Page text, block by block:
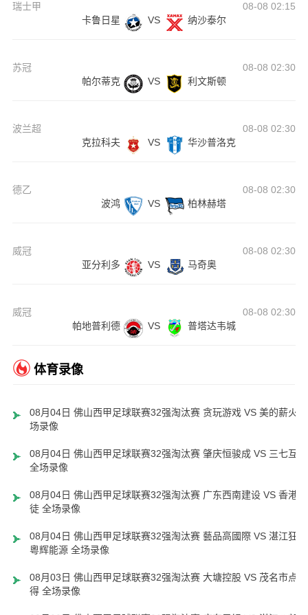
瑞士甲
08-08 02:15
卡鲁日星
VS 纳沙泰尔
苏冠
08-08 02:30
帕尔蒂克
VS 利文斯顿
波兰超
08-08 02:30
克拉科夫
VS 华沙普洛克
德乙
08-08 02:30
波鸿
VS 柏林赫塔
威冠
08-08 02:30
亚分利多
VS 马奇奥
威冠
08-08 02:30
帕地普利德
VS 普塔达韦城
体育录像
08月04日 佛山西甲足球联赛32强淘汰赛 贪玩游戏 VS 美的薪火
场录像
08月04日 佛山西甲足球联赛32强淘汰赛 肇庆恒骏成 VS 三七互娱
全场录像
08月04日 佛山西甲足球联赛32强淘汰赛 广东西南建设 VS 香港圣
徒 全场录像
08月04日 佛山西甲足球联赛32强淘汰赛 藝品高國際 VS 湛江狂狼
粵辉能源 全场录像
08月03日 佛山西甲足球联赛32强淘汰赛 大塘控股 VS 茂名市点都
得 全场录像